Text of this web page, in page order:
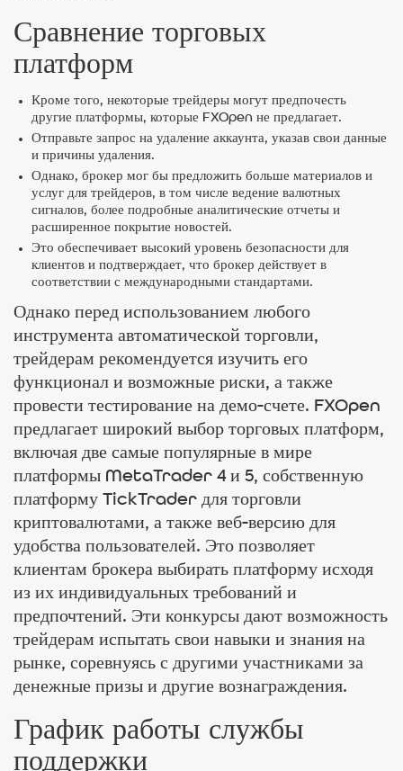
Сравнение торговых
платформ
Кроме того, некоторые трейдеры могут предпочесть
другие платформы, которые FXOpen не предлагает.
Отправьте запрос на удаление аккаунта, указав свои данные
и причины удаления.
Однако, брокер мог бы предложить больше материалов и
услуг для трейдеров, в том числе ведение валютных
сигналов, более подробные аналитические отчеты и
расширенное покрытие новостей.
Это обеспечивает высокий уровень безопасности для
клиентов и подтверждает, что брокер действует в
соответствии с международными стандартами.
Однако перед использованием любого
инструмента автоматической торговли,
трейдерам рекомендуется изучить его
функционал и возможные риски, а также
провести тестирование на демо-счете. FXOpen
предлагает широкий выбор торговых платформ,
включая две самые популярные в мире
платформы MetaTrader 4 и 5, собственную
платформу TickTrader для торговли
криптовалютами, а также веб-версию для
удобства пользователей. Это позволяет
клиентам брокера выбирать платформу исходя
из их индивидуальных требований и
предпочтений. Эти конкурсы дают возможность
трейдерам испытать свои навыки и знания на
рынке, соревнуясь с другими участниками за
денежные призы и другие вознаграждения.
График работы службы
поддержки